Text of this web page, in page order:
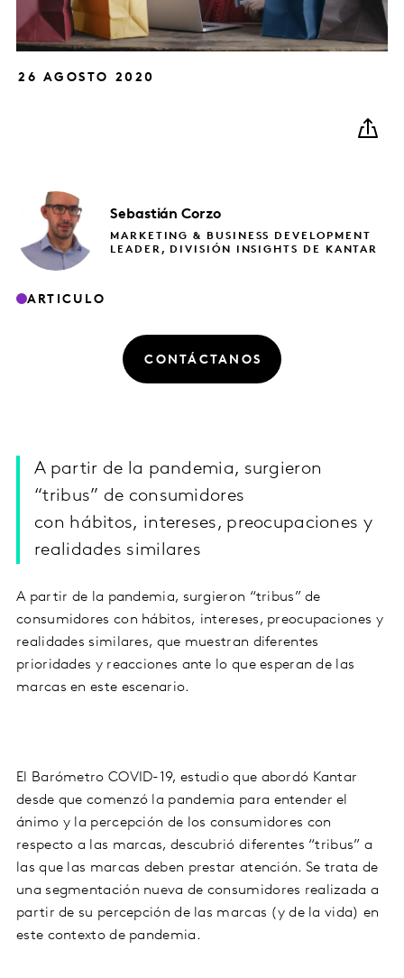
26 AGOSTO 2020
Sebastián Corzo
MARKETING & BUSINESS DEVELOPMENT
LEADER, DIVISIÓN INSIGHTS DE KANTAR
ARTICULO
CONTÁCTANOS
A partir de la pandemia, surgieron
“tribus” de consumidores
con hábitos, intereses, preocupaciones y
realidades similares
A partir de la pandemia, surgieron “tribus” de
consumidores con hábitos, intereses, preocupaciones y
realidades similares, que muestran diferentes
prioridades y reacciones ante lo que esperan de las
marcas en este escenario.
El Barómetro COVID-19, estudio que abordó Kantar
desde que comenzó la pandemia para entender el
ánimo y la percepción de los consumidores con
respecto a las marcas, descubrió diferentes “tribus” a
las que las marcas deben prestar atención. Se trata de
una segmentación nueva de consumidores realizada a
partir de su percepción de las marcas (y de la vida) en
este contexto de pandemia.